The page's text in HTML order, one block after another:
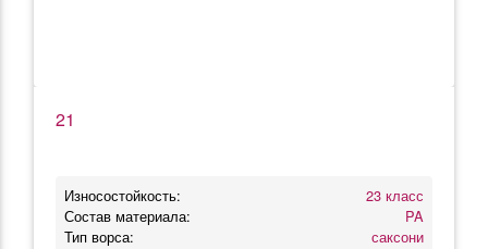
21
Износостойкость:
23 класс
Состав материала:
PA
Тип ворса:
саксони